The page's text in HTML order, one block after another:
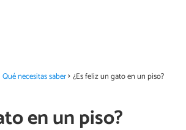
Qué necesitas saber ¿Es feliz un gato en un piso?
en un piso?